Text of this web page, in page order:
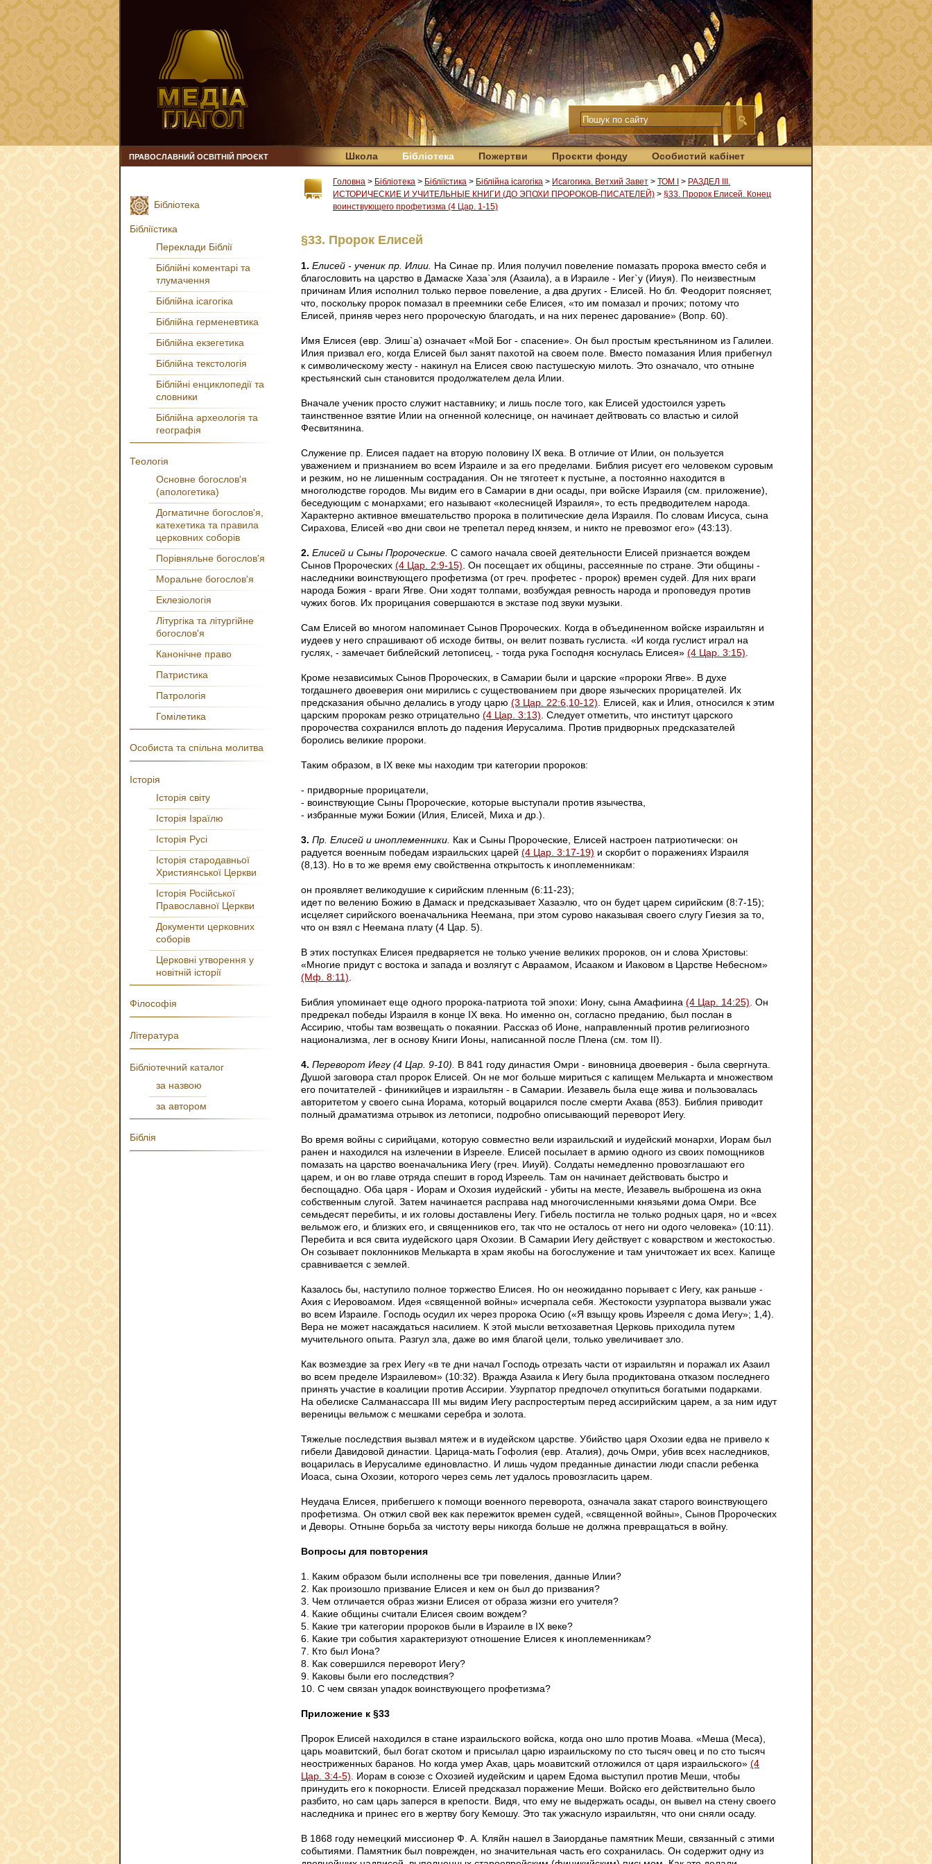
ПРАВОСЛАВНИЙ ОСВІТНІЙ ПРОЄКТ Школа Бібліотека Пожертви Проєкти фонду Особистий кабінет
Головна > Бібліотека > Бібліїстика > Біблійна ісагогіка > Исагогика. Ветхий Завет > ТОМ І > РАЗДЕЛ III.
ИСТОРИЧЕСКИЕ И УЧИТЕЛЬНЫЕ КНИГИ (ДО ЭПОХИ ПРОРОКОВ-ПИСАТЕЛЕЙ) > §33. Пророк Елисей. Конец
воинствующего профетизма (4 Цар. 1-15)
§33. Пророк Елисей
1. Елисей - ученик пр. Илии. На Синае пр. Илия получил повеление помазать пророка вместо себя и
благословить на царство в Дамаске Хаза`эля (Азаила), а в Израиле - Иег`у (Ииуя). По неизвестным
причинам Илия исполнил только первое повеление, а два других - Елисей. Но бл. Феодорит поясняет,
что, поскольку пророк помазал в преемники себе Елисея, «то им помазал и прочих; потому что
Елисей, приняв через него пророческую благодать, и на них перенес дарование» (Вопр. 60).
Имя Елисея (евр. Элиш`а) означает «Мой Бог - спасение». Он был простым крестьянином из Галилеи.
Илия призвал его, когда Елисей был занят пахотой на своем поле. Вместо помазания Илия прибегнул
к символическому жесту - накинул на Елисея свою пастушескую милоть. Это означало, что отныне
крестьянский сын становится продолжателем дела Илии.
Вначале ученик просто служит наставнику; и лишь после того, как Елисей удостоился узреть
таинственное взятие Илии на огненной колеснице, он начинает дейтвовать со властью и силой
Фесвитянина.
Служение пр. Елисея падает на вторую половину IX века. В отличие от Илии, он пользуется
уважением и признанием во всем Израиле и за его пределами. Библия рисует его человеком суровым
и резким, но не лишенным сострадания. Он не тяготеет к пустыне, а постоянно находится в
многолюдстве городов. Мы видим его в Самарии в дни осады, при войске Израиля (см. приложение),
беседующим с монархами; его называют «колесницей Израиля», то есть предводителем народа.
Характерно активное вмешательство пророка в политические дела Израиля. По словам Иисуса, сына
Сирахова, Елисей «во дни свои не трепетал перед князем, и никто не превозмог его» (43:13).
2. Елисей и Сыны Пророческие. С самого начала своей деятельности Елисей признается вождем
Сынов Пророческих (4 Цар. 2:9-15) . Он посещает их общины, рассеянные по стране. Эти общины -
наследники воинствующего профетизма (от греч. профетес - пророк) времен судей. Для них враги
народа Божия - враги Ягве. Они ходят толпами, возбуждая ревность народа и проповедуя против
чужих богов. Их прорицания совершаются в экстазе под звуки музыки.
Сам Елисей во многом напоминает Сынов Пророческих. Когда в объединенном войске израильтян и
иудеев у него спрашивают об исходе битвы, он велит позвать гуслиста. «И когда гуслист играл на
гуслях, - замечает библейский летописец, - тогда рука Господня коснулась Елисея» (4 Цар. 3:15)
Кроме независимых Сынов Пророческих, в Самарии были и царские «пророки Ягве». В духе
тогдашнего двоеверия они мирились с существованием при дворе языческих прорицателей. Их
предсказания обычно делались в угоду царю (3 Цар. 22:6,10-12) . Елисей, как и Илия, относился к этим
царским пророкам резко отрицательно (4 Цар. 3:13) . Следует отметить, что институт царского
пророчества сохранился вплоть до падения Иерусалима. Против придворных предсказателей
боролись великие пророки.
Таким образом, в IX веке мы находим три категории пророков:
- придворные прорицатели,
- воинствующие Сыны Пророческие, которые выступали против язычества,
- избранные мужи Божии (Илия, Елисей, Миха и др.).
3. Пр. Елисей и иноплеменники. Как и Сыны Пророческие, Елисей настроен патриотически: он
радуется военным победам израильских царей (4 Цар. 3:17-19) и скорбит о поражениях Израиля
(8,13). Но в то же время ему свойственна открытость к иноплеменникам:
он проявляет великодушие к сирийским пленным (6:11-23);
идет по велению Божию в Дамаск и предсказывает Хазаэлю, что он будет царем сирийским (8:7-15);
исцеляет сирийского военачальника Неемана, при этом сурово наказывая своего слугу Гиезия за то,
что он взял с Неемана плату (4 Цар. 5).
В этих поступках Елисея предваряется не только учение великих пророков, он и слова Христовы:
«Многие придут с востока и запада и возлягут с Авраамом, Исааком и Иаковом в Царстве Небесном»
(Мф. 8:11)
Библия упоминает еще одного пророка-патриота той эпохи: Иону, сына Амафиина (4 Цар. 14:25) . Он
предрекал победы Израиля в конце IX века. Но именно он, согласно преданию, был послан в
Ассирию, чтобы там возвещать о покаянии. Рассказ об Ионе, направленный против религиозного
национализма, лег в основу Книги Ионы, написанной после Плена (см. том II).
4. Переворот Иегу (4 Цар. 9-10).
В 841 году династия Омри - виновница двоеверия - была свергнута.
Душой заговора стал пророк Елисей. Он не мог больше мириться с капищем Мелькарта и множеством
его почитателей - финикийцев и израильтян - в Самарии. Иезавель была еще жива и пользовалась
авторитетом у своего сына Иорама, который воцарился после смерти Ахава (853). Библия приводит
полный драматизма отрывок из летописи, подробно описывающий переворот Иегу.
Во время войны с сирийцами, которую совместно вели израильский и иудейский монархи, Иорам был
ранен и находился на излечении в Изрееле. Елисей посылает в армию одного из своих помощников
помазать на царство военачальника Иегу (греч. Ииуй). Солдаты немедленно провозглашают его
царем, и он во главе отряда спешит в город Изреель. Там он начинает действовать быстро и
беспощадно. Оба царя - Иорам и Охозия иудейский - убиты на месте, Иезавель выброшена из окна
собственным слугой. Затем начинается расправа над многочисленными князьями дома Омри. Все
семьдесят перебиты, и их головы доставлены Иегу. Гибель постигла не только родных царя, но и «всех
вельмож его, и близких его, и священников его, так что не осталось от него ни одого человека» (10:11).
Перебита и вся свита иудейского царя Охозии. В Самарии Иегу действует с коварством и жестокостью.
Он созывает поклонников Мелькарта в храм якобы на богослужение и там уничтожает их всех. Капище
сравнивается с землей.
Казалось бы, наступило полное торжество Елисея. Но он неожиданно порывает с Иегу, как раньше -
Ахия с Иеровоамом. Идея «священной войны» исчерпала себя. Жестокости узурпатора вызвали ужас
во всем Израиле. Господь осудил их через пророка Осию («Я взыщу кровь Изрееля с дома Иегу»; 1,4).
Вера не может насаждаться насилием. К этой мысли ветхозаветная Церковь приходила путем
мучительного опыта. Разгул зла, даже во имя благой цели, только увеличивает зло.
Как возмездие за грех Иегу «в те дни начал Господь отрезать части от израильтян и поражал их Азаил
во всем пределе Израилевом» (10:32). Вражда Азаила к Иегу была продиктована отказом последнего
принять участие в коалиции против Ассирии. Узурпатор предпочел откупиться богатыми подарками.
На обелиске Салманассара III мы видим Иегу распростертым перед ассирийским царем, а за ним идут
вереницы вельмож с мешками серебра и золота.
Тяжелые последствия вызвал мятеж и в иудейском царстве. Убийство царя Охозии едва не привело к
гибели Давидовой династии. Царица-мать Гофолия (евр. Аталия), дочь Омри, убив всех наследников,
воцарилась в Иерусалиме единовластно. И лишь чудом преданные династии люди спасли ребенка
Иоаса, сына Охозии, которого через семь лет удалось провозгласить царем.
Неудача Елисея, прибегшего к помощи военного переворота, означала закат старого воинствующего
профетизма. Он отжил свой век как пережиток времен судей, «священной войны», Сынов Пророческих
и Деворы. Отныне борьба за чистоту веры никогда больше не должна превращаться в войну.
Вопросы для повторения
1. Каким образом были исполнены все три повеления, данные Илии?
2. Как произошло призвание Елисея и кем он был до призвания?
3. Чем отличается образ жизни Елисея от образа жизни его учителя?
4. Какие общины считали Елисея своим вождем?
5. Какие три категории пророков были в Израиле в IX веке?
6. Какие три события характеризуют отношение Елисея к иноплеменникам?
7. Кто был Иона?
8. Как совершился переворот Иегу?
9. Каковы были его последствия?
10. С чем связан упадок воинствующего профетизма?
Приложение к §33
Пророк Елисей находился в стане израильского войска, когда оно шло против Моава. «Меша (Меса),
царь моавитский, был богат скотом и присылал царю израильскому по сто тысяч овец и по сто тысяч
неостриженных баранов. Но когда умер Ахав, царь моавитский отложился от царя израильского» (4
Цар. 3:4-5) . Иорам в союзе с Охозией иудейским и царем Едома выступил против Меши, чтобы
принудить его к покорности. Елисей предсказал поражение Меши. Войско его действительно было
разбито, но сам царь заперся в крепости. Видя, что ему не выдержать осады, он вывел на стену своего
наследника и принес его в жертву богу Кемошу. Это так ужаснуло израильтян, что они сняли осаду.
В 1868 году немецкий миссионер Ф. А. Кляйн нашел в Заиорданье памятник Меши, связанный с этими
событиями. Памятник был поврежден, но значительная часть его сохранилась. Он содержит одну из
Бібліотека
Бібліїстика
Переклади Біблії
Біблійні коментарі та
тлумачення
Біблійна ісагогіка
Біблійна герменевтика
Біблійна екзегетика
Біблійна текстологія
Біблійні енциклопедії та
словники
Біблійна археологія та
географія
Теологія
Основне богослов'я
(апологетика)
Догматичне богослов'я,
катехетика та правила
церковних соборів
Порівняльне богослов'я
Моральне богослов'я
Еклезіологія
Літургіка та літургійне
богослов'я
Канонічне право
Патристика
Патрологія
Гомілетика
Особиста та спільна молитва
Історія
Історія світу
Історія Ізраїлю
Історія Русі
Історія стародавньої
Християнської Церкви
Історія Російської
Православної Церкви
Документи церковних
соборів
Церковні утворення у
новітній історії
Філософія
Література
Бібліотечний каталог
за назвою
за автором
Біблія